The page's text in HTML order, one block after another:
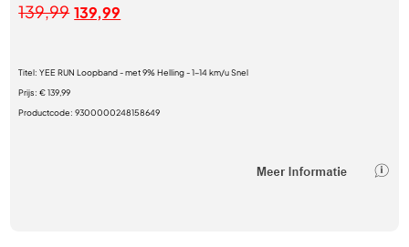
139,99 139,99
Titel:YEE RUN Loopband - met 9% Helling - 1-14 km/u Snel
Prijs:€ 139,99
Productcode:9300000248158649